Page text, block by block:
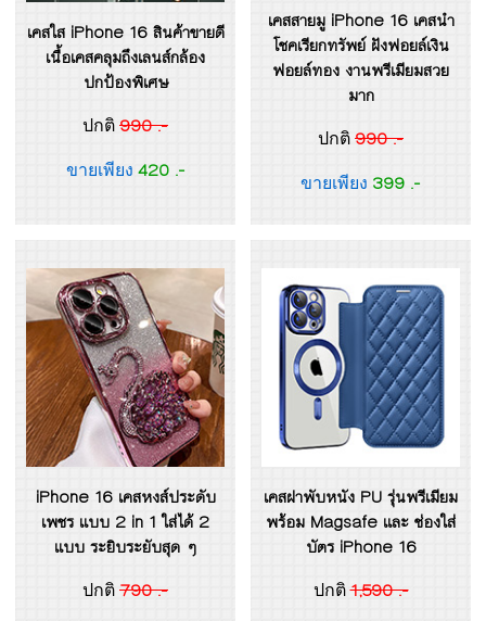
เคสใส iPhone 16 สินค้าขายดี
เนื้อเคสคลุมถึงเลนส์กล้อง
ปกป้องพิเศษ
ปกติ 990 .-
ขายเพียง 420 .-
เคสสายมู iPhone 16 เคสนำ
โชคเรียกทรัพย์ ฝังฟอยล์เงิน
ฟอยล์ทอง งานพรีเมียมสวย
มาก
ปกติ 990 .-
ขายเพียง 399 .-
iPhone 16 เคสหงส์ประดับ
เพชร แบบ 2 in 1 ใส่ได้ 2
แบบ ระยิบระยับสุด ๆ
ปกติ 790 .-
เคสฝาพับหนัง PU รุ่นพรีเมียม
พร้อม Magsafe และ ช่องใส่
บัตร iPhone 16
ปกติ1,590 .-